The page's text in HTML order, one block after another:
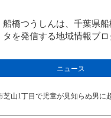
船橋つうしんは、千葉県
タを発信する地域情報ブ
ニュース
芝山1丁目で児童が見知らぬ男に